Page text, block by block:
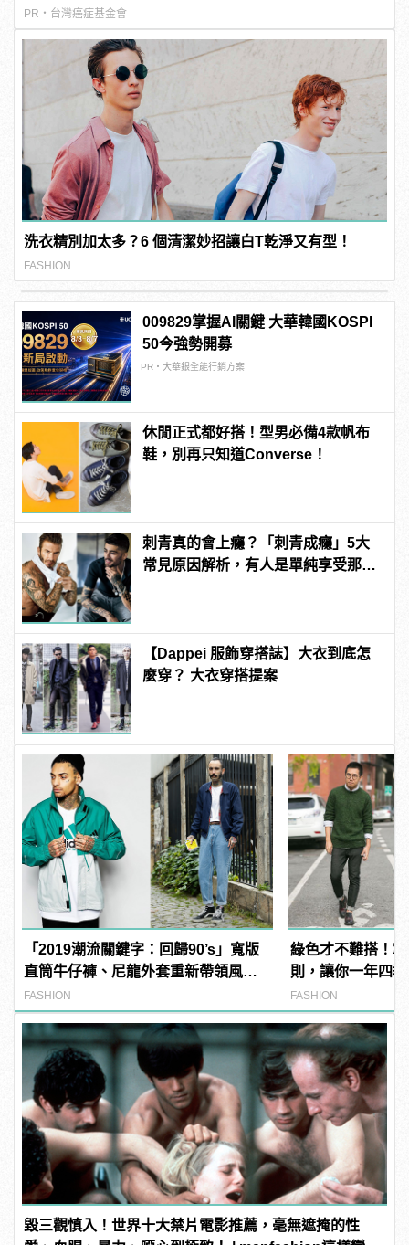
PR・台灣癌症基金會
洗衣精別加太多？6 個清潔妙招讓白T乾淨又有型！
FASHION
009829掌握AI關鍵 大華韓國KOSPI
50今強勢開募
PR・大華銀全能行銷方案
休閒正式都好搭！型男必備4款帆布
鞋，別再只知道Converse！
刺青真的會上癮？「刺青成癮」5大
常見原因解析，有人是單純享受那種
【Dappei 服飾穿搭誌】大衣到底怎
麼穿？ 大衣穿搭提案
「2019潮流關鍵字：回歸90’s」寬版
直筒牛仔褲、尼龍外套重新帶領風
潮！
FASHION
綠色才不難搭！
則，讓你一年四
FASHION
毀三觀慎入！世界十大禁片電影推薦，毫無遮掩的性